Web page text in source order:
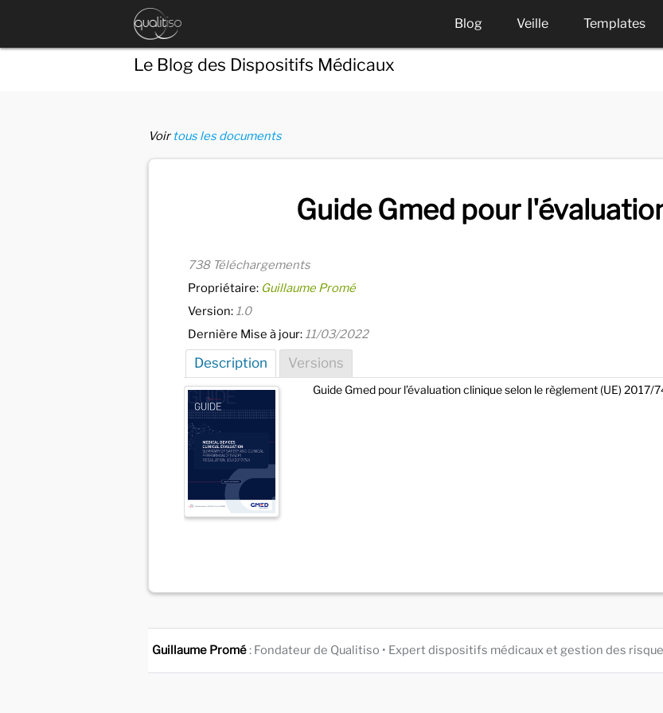
Blog Veille Templates
Le Blog des Dispositifs Médicaux
Voir tous les documents
Guide Gmed pour
738 Téléchargements
Propriétaire: Guillaume Promé
Version: 1.0
Dernière Mise à jour: 11/03/2022
Description Versions
Guide Gmed pour l’évaluation clinique selon le règlement (UE) 2017/
Guillaume Promé: Fondateur de Qualitiso • Expert dispositifs médicaux et gestion des